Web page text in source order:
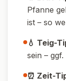
Pfanne
ist – so
💧 Teig-
sein –
⏰ Zeit-